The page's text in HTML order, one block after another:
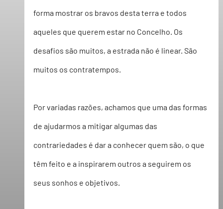
forma mostrar os bravos desta terra e todos
aqueles que querem estar no Concelho. Os
desafios são muitos, a estrada não é linear. São
muitos os contratempos.
Por variadas razões, achamos que uma das formas
de ajudarmos a mitigar algumas das
contrariedades é dar a conhecer quem são, o que
têm feito e a inspirarem outros a seguirem os
seus sonhos e objetivos.